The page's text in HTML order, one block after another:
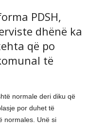
PDSH,
dhënë ka
që po
të
normale deri diku që
por duhet të
normales. Unë si